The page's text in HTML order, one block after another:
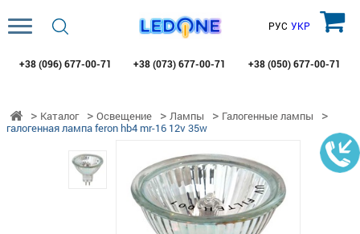
+38 (096) 677-00-71 +38 (073)677-00-71 +38 (050)677-00-71
РУС УКР
Каталог Освещение Лампы
Галогенные лампы
галогенная лампа feron hb4 mr-16 12v 35w